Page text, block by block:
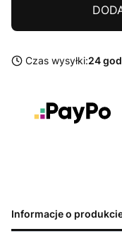
Czas wysyłki:24
Informacje o